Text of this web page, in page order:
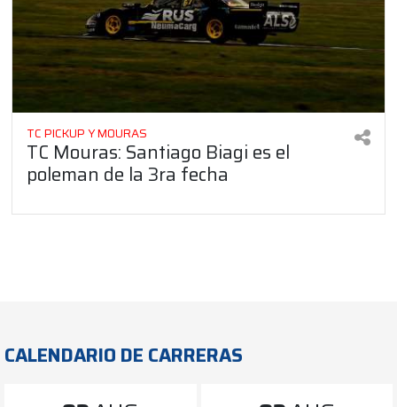
TC PICKUP Y MOURAS
TC Mouras: Santiago Biagi es el
poleman de la 3ra fecha
CALENDARIO DE CARRERAS